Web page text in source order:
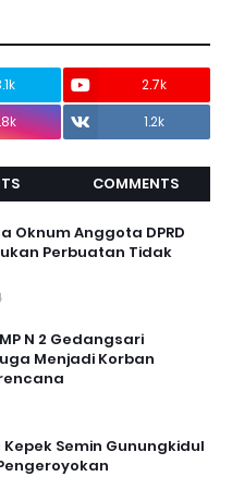
2.7k
1.2k
COMMENTS
Oknum Anggota DPRD
Perbuatan Tidak
N 2 Gedangsari
Menjadi Korban
Kepek Semin Gunungkidul